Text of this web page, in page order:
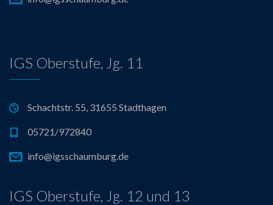
IGS Oberstufe, Jg. 11
Schachtstr. 55, 31655 Stadthagen
05721/972840
info@igsschaumburg.de
IGS Oberstufe, Jg. 12 und 13